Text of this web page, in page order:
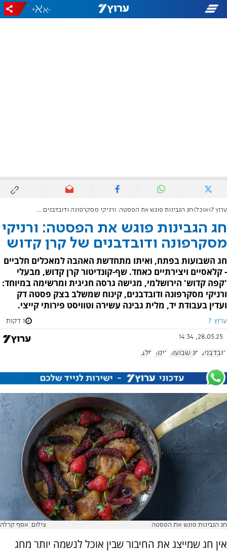
-
+
ערוץ 7 אוכל חג הגבינות פוגש את הפסטה: ורניקי מסקרפונה ודובדבנים של קרן קדוש
חג הגבינות פוגש את הפסטה: ורניקי
מסקרפונה ודובדבנים של קרן קדוש
חג השבועות בפתח, ואיתו מתחדשת האהבה למאכלים חלביים
- קלאסיים ויצירתיים כאחד. שף-קונדיטור קרן קדוש, מבעלי
'קפה קדוש' הירושלמי, מגישה גרסה חגיגית ומרשימה במיוחד:
ורניקי מסקרפונה ודובדבנים, קינוח שמשלב בצק פסטה דק
ועדין בעבודת יד, מלית גבינה עשירה וטוויסט פירותי קייצי.
ערוץ 7 1 דקות
28.05.25, 14:34
דובדבנים חג שבועות קינוח חלבי
חג הגבינות פוגש את הפסטה צילום: אסף קרלה
אין חג שמייצג את החיבור שבין אוכל לנשמה יותר מחג